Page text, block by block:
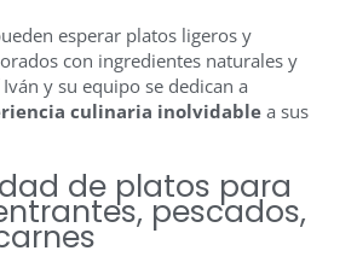
esperar platos ligeros y
con ingredientes naturales y
y su equipo se dedican a
culinaria inolvidable a sus
de platos para
pescados,